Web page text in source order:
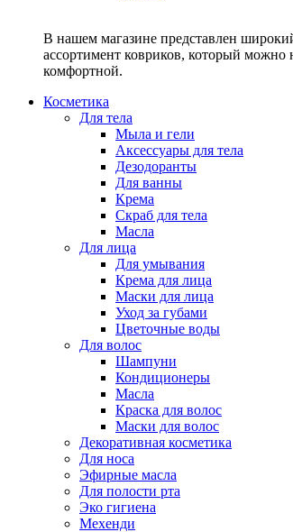
В нашем магазине представлен
ассортимент ковриков, который
комфортной.
Косметика
Для тела
Мыла и гели
Аксессуары для тела
Дезодоранты
Для ванны
Крема
Скраб для тела
Масла
Для лица
Для умывания
Крема для лица
Маски для лица
Уход за губами
Цветочные воды
Для волос
Шампуни
Кондиционеры
Масла
Краска для волос
Маски для волос
Декоративная косметика
Для носа
Эфирные масла
Для полости рта
Эко гигиена
Мехенди